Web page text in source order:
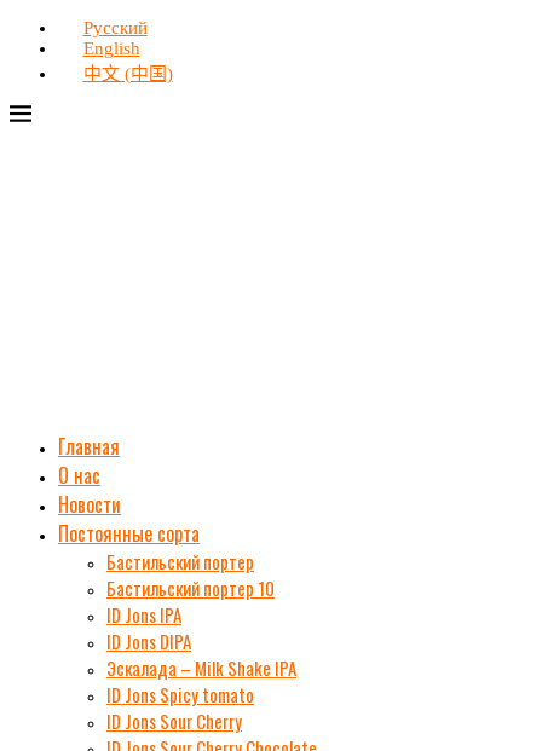
Русский
English
中文 (中国)
Главная
О нас
Новости
Постоянные сорта
Бастильский портер
Бастильский портер 10
ID Jons IPA
ID Jons DIPA
Эскалада – Milk Shake IPA
ID Jons Spicy tomato
ID Jons Sour Cherry